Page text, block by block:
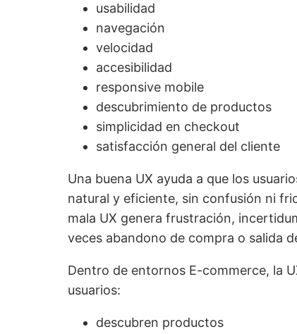
usabilidad
navegación
velocidad
accesibilidad
responsive mobile
descubrimiento de productos
simplicidad en checkout
satisfacción general del cliente
Una buena UX ayuda a que los
natural y eficiente, sin confusión ni
mala UX genera frustración,
veces abandono de compra o salida
Dentro de entornos E-commerce, la
usuarios:
descubren productos